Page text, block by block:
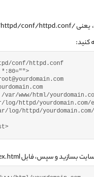
کنید:
conf/httpd.conf
*:80="">
com
com
/var/www/html/yourdomain.
log/httpd/yourdomain.com/
log/httpd/yourdomain.com
>